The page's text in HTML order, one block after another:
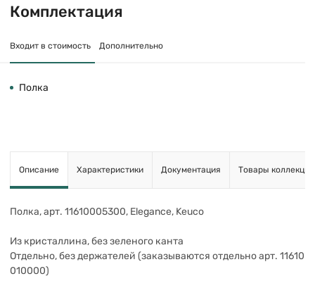
Комплектация
Входит в стоимость Дополнительно
Полка
Описание Характеристики Документация Товары коллекции
Полка, арт. 11610005300, Elegance, Keuco
Из кристаллина, без зеленого канта
Отдельно, без держателей (заказываются отдельно арт. 11610
010000)